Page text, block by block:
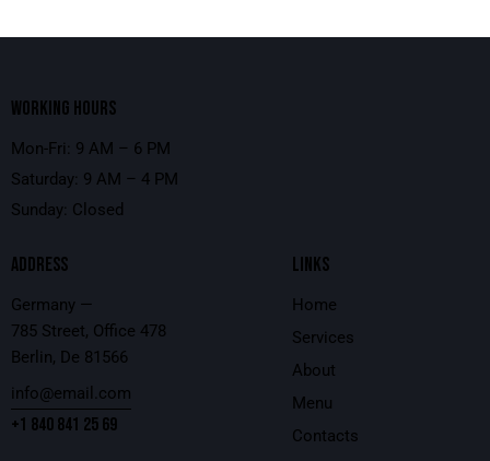
WORKING HOURS
Mon-Fri: 9 AM – 6 PM
Saturday: 9 AM – 4 PM
Sunday: Closed
ADDRESS
Germany —
785 Street, Office 478
Berlin, De 81566
info@email.com
+1 840 841 25 69
LINKS
Home
Services
About
Menu
Contacts